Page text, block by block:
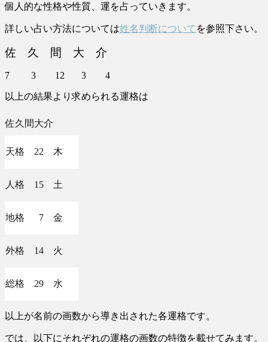
個人的な性格や性質、運を占っていきます。
詳しい占い方法については姓名判断について を参照下さい。
佐 久 間 大 介
7 3 12 3 4
以上の結果より求められる運格は
佐久間大介
天格 22 木
人格 15 土
地格 7 金
外格 14 火
総格 29 水
以上が名前の画数から導き出された各運格です。
では、以下にそれぞれの運格の画数の特徴を載せてみます。